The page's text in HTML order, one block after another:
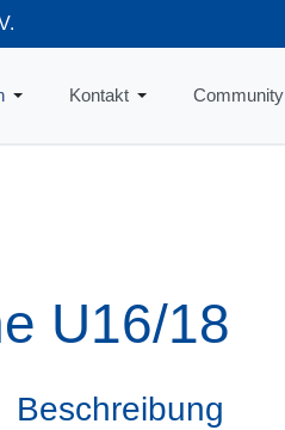
Kontakt Community
U16/18
Beschreibung